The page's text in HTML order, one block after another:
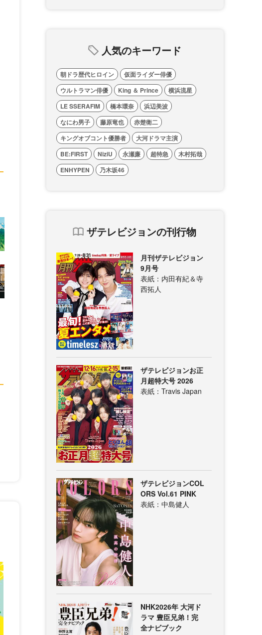
人気のキーワード
朝ドラ歴代ヒロイン
仮面ライダー俳優
ウルトラマン俳優
King ＆ Prince
横浜流星
LE SSERAFIM
橋本環奈
浜辺美波
なにわ男子
藤原竜也
赤楚衛二
キングオブコント優勝者
大河ドラマ主演
BE:FIRST
NiziU 永瀬廉 超特急
木村拓哉
ENHYPEN
乃木坂46
ザテレビジョンの刊行物
月刊ザテレビジョン
9月号
表紙：内田有紀＆寺
西拓人
ザテレビジョンお正
月超特大号 2026
表紙：Travis Japan
ザテレビジョンCOL
ORS Vol.61 PINK
表紙：中島健人
NHK2026年 大河ド
ラマ 豊臣兄弟！完
全ナビブック